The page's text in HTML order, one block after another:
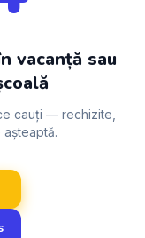
vacanță sau
cauți — rechizite,